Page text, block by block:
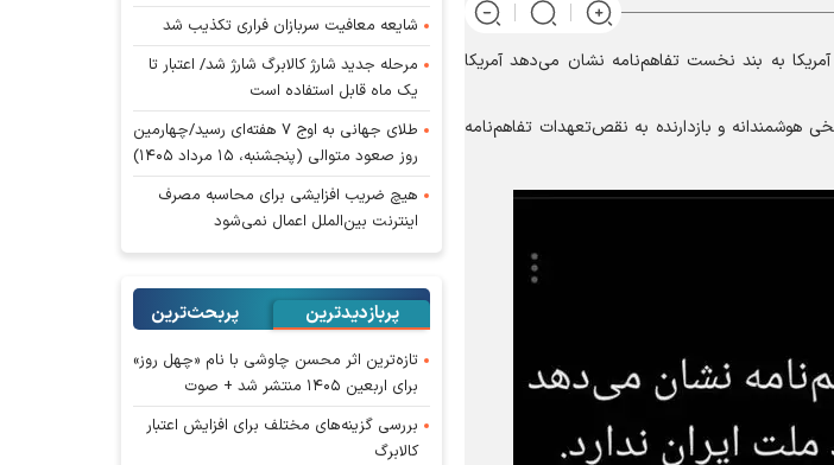
به بند نخست تفاهم‌نامه نشان می‌دهد آمریکا
هوشمندانه و بازدارنده به نقص‌تعهدات تفاهم‌نامه
شایعه معافیت سربازان فراری تکذیب شد
مرحله جدید شارژ کالابرگ شارژ شد/ اعتبار تا
یک ماه قابل استفاده است
طلای جهانی به اوج ۷ هفته‌ای رسید/چهارمین
روز صعود متوالی (پنجشنبه، ۱۵ مرداد ۱۴۰۵)
هیچ ضریب افزایشی برای محاسبه مصرف
اینترنت بین‌الملل اعمال نمی‌شود
پربازدیدترین پربحث‌ترین‌
تازه‌ترین اثر محسن چاوشی با نام «چهل روز»
برای اربعین ۱۴۰۵ منتشر شد + صوت
بررسی گزینه‌های مختلف برای افزایش اعتبار
کالابرگ